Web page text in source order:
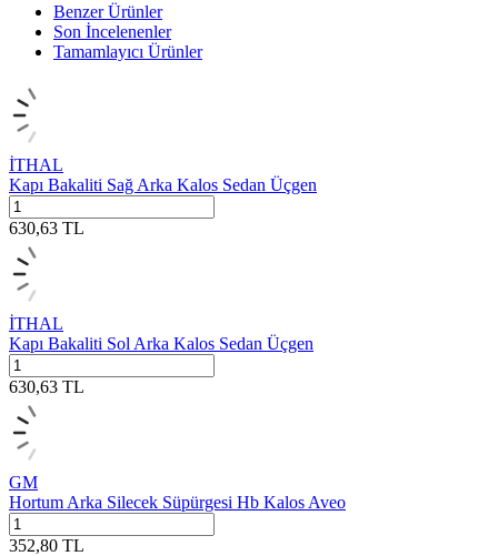
Benzer Ürünler
Son İncelenenler
Tamamlayıcı Ürünler
İTHAL
Kapı Bakaliti Sağ Arka Kalos Sedan Üçgen
630,63 TL
İTHAL
Kapı Bakaliti Sol Arka Kalos Sedan Üçgen
630,63 TL
GM
Hortum Arka Silecek Süpürgesi Hb Kalos Aveo
352,80 TL